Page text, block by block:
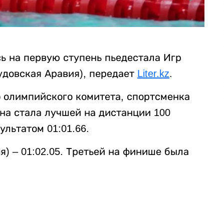
на первую ступень пьедестала Игр
Аравия), передает Liter.kz.
комитета, спортсменка
стала лучшей на дистанции 100
01:01.66.
– 01:02.05. Третьей на финише была